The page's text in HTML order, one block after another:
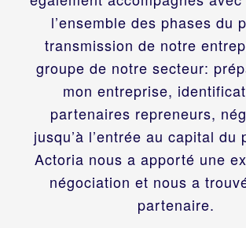
l’ensemble des phases du
transmission de notre
groupe de notre secteur:
mon entreprise,
partenaires repreneurs,
jusqu’à l’entrée au capital du
Actoria nous a apporté une
négociation et nous a
partenaire.